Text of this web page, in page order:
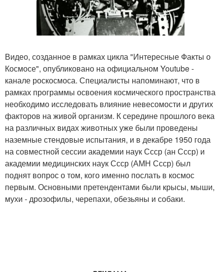
Видео, созданное в рамках цикла "Интересные Факты о
Космосе", опубликовано на официальном Youtube -
канале роскосмоса. Специалисты напоминают, что в
рамках программы освоения космического пространства
необходимо исследовать влияние невесомости и других
факторов на живой организм. К середине прошлого века
на различных видах животных уже были проведены
наземные стендовые испытания, и в декабре 1950 года
на совместной сессии академии наук Ссср (ан Ссср) и
академии медицинских наук Ссср (АМН Ссср) был
поднят вопрос о том, кого именно послать в космос
первым. Основными претендентами были крысы, мыши,
мухи - дрозофилы, черепахи, обезьяны и собаки.